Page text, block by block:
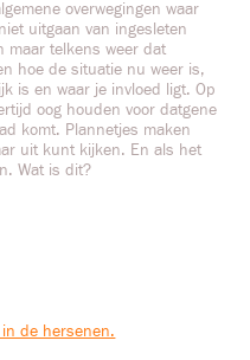
overwegingen waar
uitgaan van ingesleten
maar telkens weer dat
hoe de situatie nu weer is,
is en waar je invloed ligt. Op
oog houden voor datgene
komt. Plannetjes maken
uit kunt kijken. En als het
Wat is dit?
de hersenen.